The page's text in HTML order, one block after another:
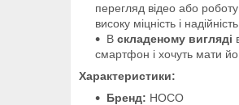
перегляд відео або
високу міцність і надійність.
В складеному вигляді
смартфон і хочуть мати
Характеристики:
Бренд: HOCO